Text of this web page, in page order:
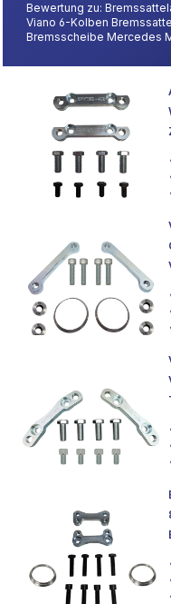
Bewertung zu:
Viano 6-Kolben
Bremsscheibe Mercedes